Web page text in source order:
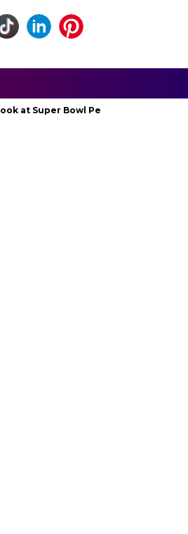
Super Bowl Performances, New